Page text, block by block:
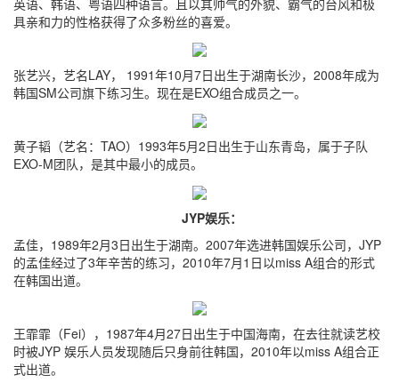
具亲和力的性格获得了众多粉丝的喜爱。
张艺兴，艺名LAY， 1991年10月7日出生于湖南长沙，2008年成为
韩国SM公司旗下练习生。现在是EXO组合成员之一。
黄子韬（艺名：TAO）1993年5月2日出生于山东青岛，属于子队
EXO-M团队，是其中最小的成员。
JYP娱乐：
孟佳，1989年2月3日出生于湖南。2007年选进韩国娱乐公司，JYP
的孟佳经过了3年辛苦的练习，2010年7月1日以miss A组合的形式
在韩国出道。
王霏霏（Fei），1987年4月27日出生于中国海南，在去往就读艺校
时被JYP 娱乐人员发现随后只身前往韩国，2010年以miss A组合正
式出道。